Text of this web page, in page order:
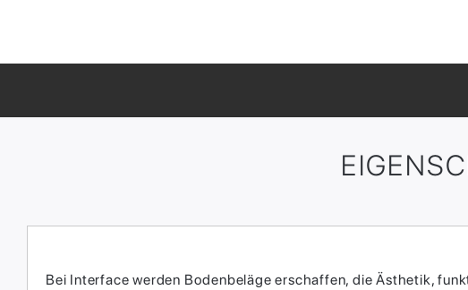
Bei Interface werden Bodenbeläge erschaffen, die Ästhetik,